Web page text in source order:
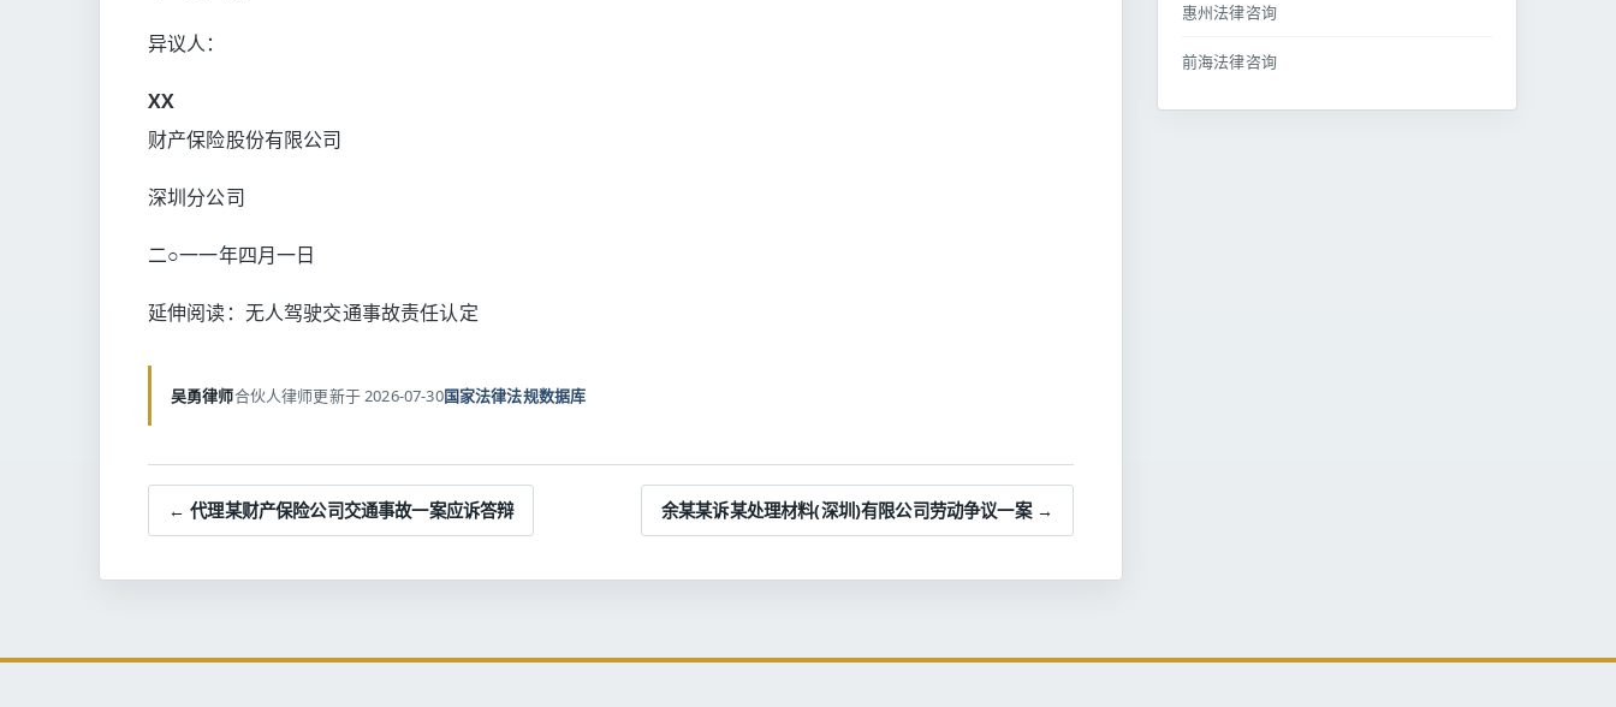
异议人：
XX
财产保险股份有限公司
深圳分公司
二○一一年四月一日
延伸阅读： 无人驾驶交通事故责任认定
吴勇律师合伙人律师更新于 2026-07-30国家法律法规数据库
← 代理某财产保险公司交通事故一案应诉答辩 余某某诉某处理材料(深圳)有限公司劳动争议一案 →
惠州法律咨询
前海法律咨询